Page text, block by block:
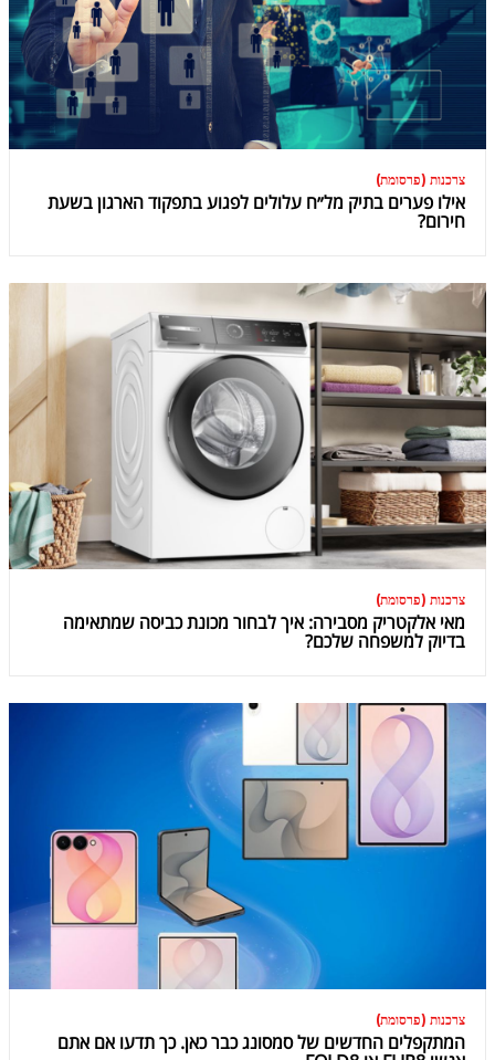
צרכנות (פרסומת)
אילו פערים בתיק מל״ח עלולים לפגוע בתפקוד הארגון בשעת
חירום?
צרכנות (פרסומת)
מאי אלקטריק מסבירה: איך לבחור מכונת כביסה שמתאימה
בדיוק למשפחה שלכם?
צרכנות (פרסומת)
המתקפלים החדשים של סמסונג כבר כאן. כך תדעו אם אתם